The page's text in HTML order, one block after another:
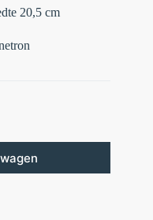
20,5 cm